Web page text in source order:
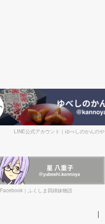
LINE公式アカウント｜ゆべしのかんのや
Facebook｜ふくしま四姉妹物語